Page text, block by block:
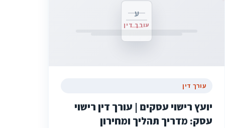
ע
עורך דין
עורך דין
יועץ רישוי עסקים | עורך דין רישוי
עסק: מדריך תהליך ומחירון